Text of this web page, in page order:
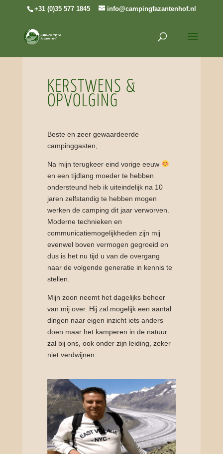
+31 (0)35 577 1845 info@campingfazantenhof.nl
KERSTWENS &
OPVOLGING
Beste en zeer gewaardeerde
campinggasten,
Na mijn terugkeer eind vorige eeuw
en een tijdlang moeder te hebben
ondersteund heb ik uiteindelijk na 10
jaren zelfstandig te hebben mogen
werken de camping dit jaar verworven.
Moderne technieken en
communicatiemogelijkheden zijn mij
evenwel boven vermogen gegroeid en
dus is het nu tijd u van de overgang
naar de volgende generatie in kennis te
stellen.
Mijn zoon neemt het dagelijks beheer
van mij over. Hij zal mogelijk een aantal
dingen naar eigen inzicht iets anders
doen maar het kamperen in de natuur
zal bij ons, ook onder zijn leiding, zeker
niet verdwijnen.